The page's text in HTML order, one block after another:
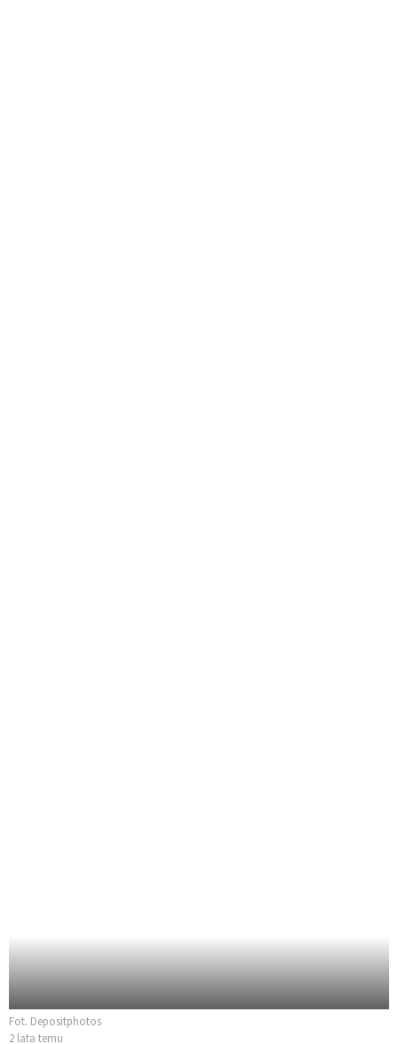
Fot. Depositphotos
2 lata temu